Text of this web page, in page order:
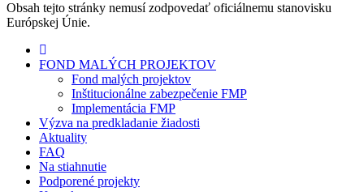
Obsah tejto stránky nemusí zodpovedať oficiálnemu stanovisku
Európskej Únie.
FOND MALÝCH PROJEKTOV
Fond malých projektov
Inštitucionálne zabezpečenie FMP
Implementácia FMP
Výzva na predkladanie žiadosti
Aktuality
FAQ
Na stiahnutie
Podporené projekty